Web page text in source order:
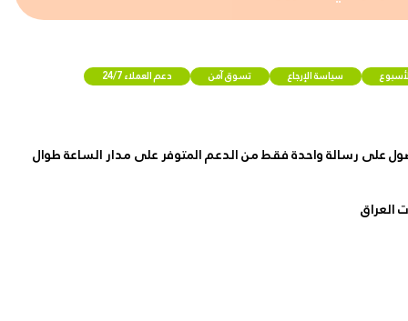
سياسة الإرجاع تسوق آمن دعم العملاء 24/7
على رسالة واحدة فقط من الدعم المتوفر على مدار الساعة طوال
العراق